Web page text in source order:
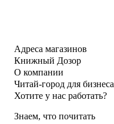
Адреса магазинов
Книжный Дозор
О компании
Читай-город для бизнеса
Хотите у нас работать?
Знаем, что почитать